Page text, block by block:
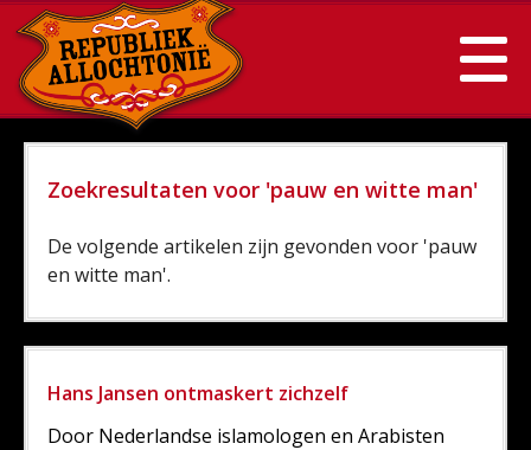
Zoekresultaten voor 'pauw en witte man'
De volgende artikelen zijn gevonden voor 'pauw
en witte man'.
Hans Jansen ontmaskert zichzelf
Door Nederlandse islamologen en Arabisten